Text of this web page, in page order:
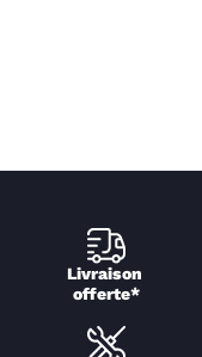
Livraison
offerte*